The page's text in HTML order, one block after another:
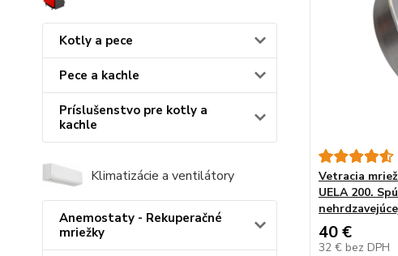
Kotly a pece
Pece a kachle
Príslušenstvo pre kotly a
kachle
Klimatizácie a ventilátory
Anemostaty - Rekuperačné
mriežky
Vetracia
UELA 200.
40 €
32 € bez DPH